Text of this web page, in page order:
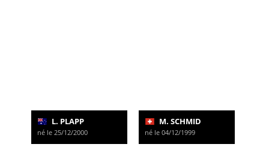
L. PLAPP
né le 25/12/2000
M. SCHMID
né le 04/12/1999